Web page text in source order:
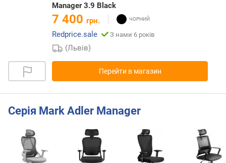
Manager 3.9 Black
7 400 грн.
Redprice.sale
З нами 6 років
(Львів)
Перейти в магазин
Серія Mark Adler Manager